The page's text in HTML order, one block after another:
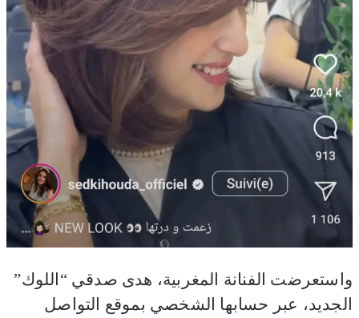
واستعرضت الفنانة المغربية، هدى صدقي “اللوك”
الجديد، عبر حسابها الشخصي بموقع التواصل